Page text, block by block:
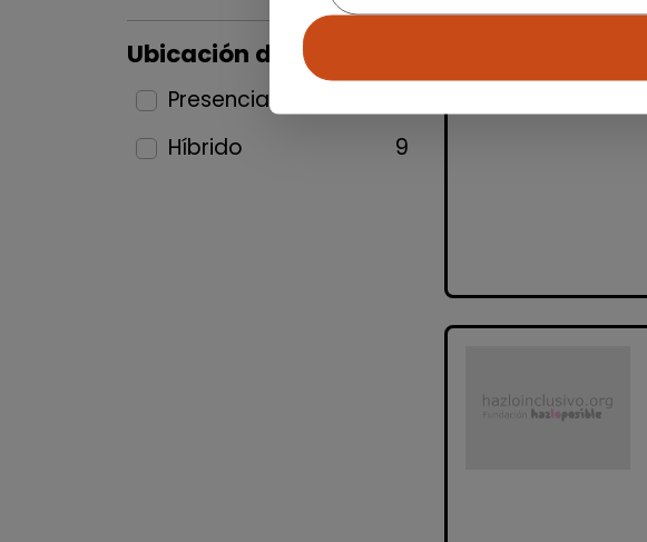
Ubicación del puesto
Presencial
Híbrido
9